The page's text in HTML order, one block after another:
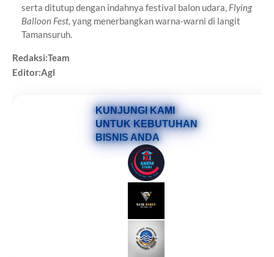
serta ditutup dengan indahnya festival balon udara, Flying
Balloon Fest, yang menerbangkan warna-warni di langit
Tamansuruh.
Redaksi:Team
Editor:Agl
KUNJUNGI KAMI
UNTUK KEBUTUHAN
BISNIS ANDA